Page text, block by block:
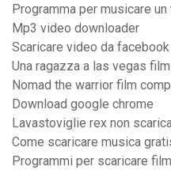
Programma per musicare
Mp3 video downloader
Scaricare video da
Una ragazza a las vegas film
Nomad the warrior film
Download google chrome
Lavastoviglie rex non
Come scaricare musica
Programmi per scaricare